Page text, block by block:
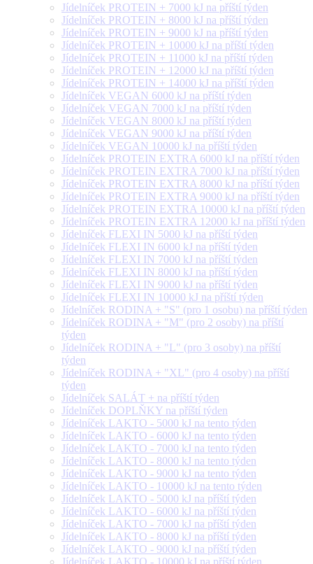
Jídelníček PROTEIN + 7000 kJ na příští týden
Jídelníček PROTEIN + 8000 kJ na příští týden
Jídelníček PROTEIN + 9000 kJ na příští týden
Jídelníček PROTEIN + 10000 kJ na příští týden
Jídelníček PROTEIN + 11000 kJ na příští týden
Jídelníček PROTEIN + 12000 kJ na příští týden
Jídelníček PROTEIN + 14000 kJ na příští týden
Jídelníček VEGAN 6000 kJ na příští týden
Jídelníček VEGAN 7000 kJ na příští týden
Jídelníček VEGAN 8000 kJ na příští týden
Jídelníček VEGAN 9000 kJ na příští týden
Jídelníček VEGAN 10000 kJ na příští týden
Jídelníček PROTEIN EXTRA 6000 kJ na příští týden
Jídelníček PROTEIN EXTRA 7000 kJ na příští týden
Jídelníček PROTEIN EXTRA 8000 kJ na příští týden
Jídelníček PROTEIN EXTRA 9000 kJ na příští týden
Jídelníček PROTEIN EXTRA 10000 kJ na příští týden
Jídelníček PROTEIN EXTRA 12000 kJ na příští týden
Jídelníček FLEXI IN 5000 kJ na příští týden
Jídelníček FLEXI IN 6000 kJ na příští týden
Jídelníček FLEXI IN 7000 kJ na příští týden
Jídelníček FLEXI IN 8000 kJ na příští týden
Jídelníček FLEXI IN 9000 kJ na příští týden
Jídelníček FLEXI IN 10000 kJ na příští týden
Jídelníček RODINA + "S" (pro 1 osobu) na příští týden
Jídelníček RODINA + "M" (pro 2 osoby) na příští
týden
Jídelníček RODINA + "L" (pro 3 osoby) na příští
týden
Jídelníček RODINA + "XL" (pro 4 osoby) na příští
týden
Jídelníček SALÁT + na příští týden
Jídelníček DOPLŇKY na příští týden
Jídelníček LAKTO - 5000 kJ na tento týden
Jídelníček LAKTO - 6000 kJ na tento týden
Jídelníček LAKTO - 7000 kJ na tento týden
Jídelníček LAKTO - 8000 kJ na tento týden
Jídelníček LAKTO - 9000 kJ na tento týden
Jídelníček LAKTO - 10000 kJ na tento týden
Jídelníček LAKTO - 5000 kJ na příští týden
Jídelníček LAKTO - 6000 kJ na příští týden
Jídelníček LAKTO - 7000 kJ na příští týden
Jídelníček LAKTO - 8000 kJ na příští týden
Jídelníček LAKTO - 9000 kJ na příští týden
Jídelníček LAKTO - 10000 kJ na příští týden